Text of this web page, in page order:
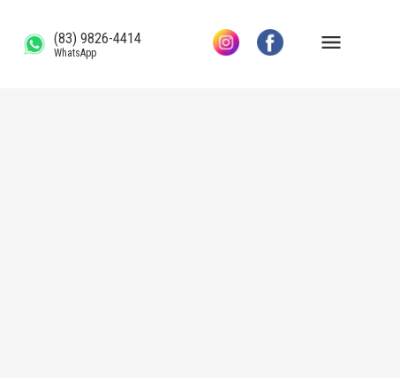
(83) 9826-4414
WhatsApp